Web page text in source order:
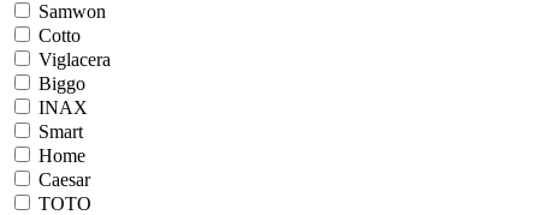
Samwon
Cotto
Viglacera
Biggo
INAX
Smart
Home
Caesar
TOTO